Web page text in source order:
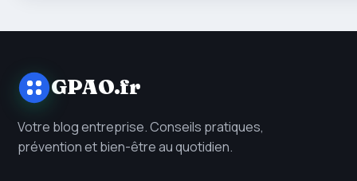
GPAO.fr
Votre blog entreprise. Conseils pratiques,
prévention et bien-être au quotidien.